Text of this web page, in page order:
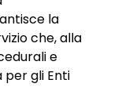
la
che, alla
e
gli Enti